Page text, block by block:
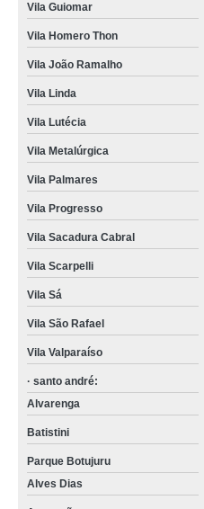
Vila Guiomar
Vila Homero Thon
Vila João Ramalho
Vila Linda
Vila Lutécia
Vila Metalúrgica
Vila Palmares
Vila Progresso
Vila Sacadura Cabral
Vila Scarpelli
Vila Sá
Vila São Rafael
Vila Valparaíso
· santo andré:
Alvarenga
Batistini
Parque Botujuru
Alves Dias